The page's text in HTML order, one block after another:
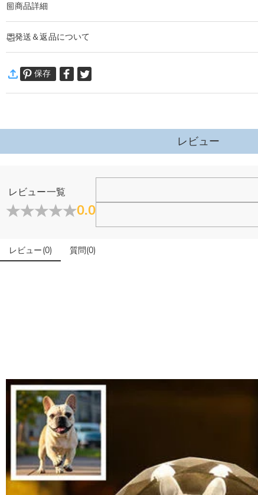
商品詳細
お名前や好きな言葉を素敵なクリスタルボールに入れて飾りましょう。
職人が一つ一つ丁寧に心を込めて作られる最高のオリジナルギフト！
商品仕様
電源:USB電源
発送＆返品について
万一、ご注文商品にご満足いただけない場合は、商品が到着後60
詳細はこちら
保存
レビュー
レビュー一覧
0.0
レビュー(0) 質問(0)
ホーム＆雑貨
大量注文の制作は承っておりますか？
はい、対応可能です。ご希望の数量、デザイン、文字内容
商品のベスト効果のために、お写真を選ぶ際に可能な限り最
ご注文の納品書・領収書といった明細書は商品に同梱してお
はい、対応可能です。海外配送をご希望の場合は、カスタマ
が発生する場合がございます。
返品・交換はできますか？
お客様が商品受け取り後、60日以内の未使用品の返品は可能
注文＆支払いについて
注文後に注文の内容を変更できますか？
もし注文確認メールをご確認後、注文内容に間違いでもあり
Drawelryからのメールが届きません。
Drawelryからのメールが届いていない場合、次の可能性が